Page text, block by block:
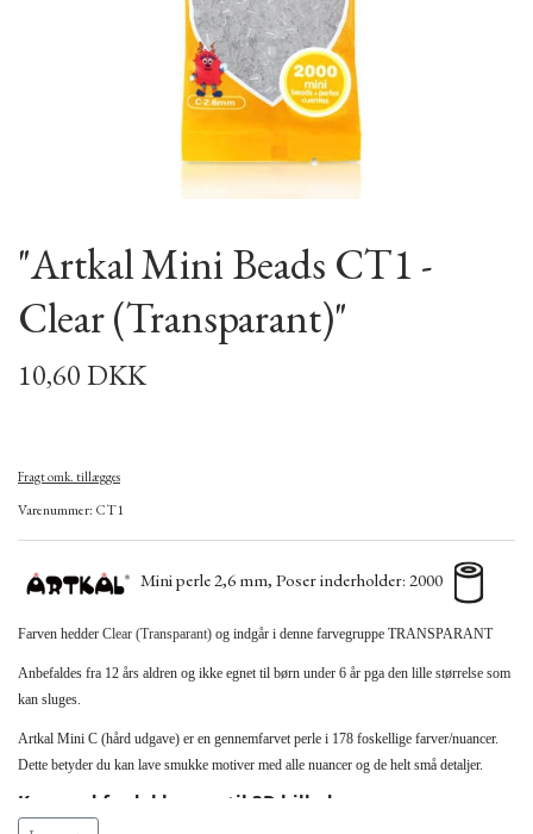
"Artkal Mini Beads CT1 -
Clear (Transparant)"
10,60 DKK
Fragt omk. tillægges
Varenummer: CT1
Mini perle 2,6 mm, Poser inderholder: 2000
Farven hedder Clear (Transparant) og indgår i denne farvegruppe TRANSPARANT
Anbefaldes fra 12 års aldren og ikke egnet til børn under 6 år pga den lille størrelse som
kan sluges.
Artkal Mini C (hård udgave) er en gennemfarvet perle i 178 foskellige farver/nuancer.
Dette betyder du kan lave smukke motiver med alle nuancer og de helt små detaljer.
Kan med fordel bruges til 3D billeder.